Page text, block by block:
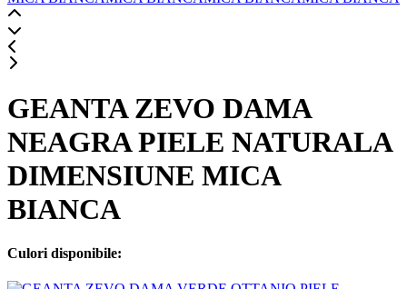
GEANTA ZEVO DAMA
NEAGRA PIELE NATURALA
DIMENSIUNE MICA
BIANCA
Culori disponibile: